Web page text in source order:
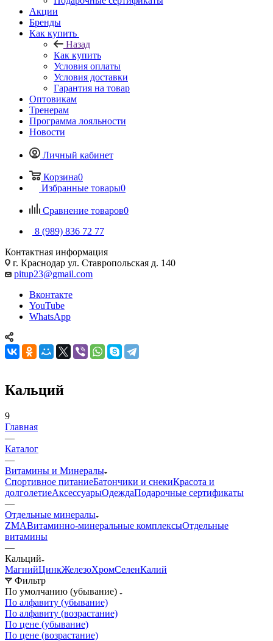
Акции
Бренды
Как купить
Назад
Как купить
Условия оплаты
Условия доставки
Гарантия на товар
Оптовикам
Тренерам
Программа лояльности
Новости
Личный кабинет
Корзина0
Избранные товары0
Сравнение товаров0
8 (989) 836 72 77
Контактная информация
г. Краснодар ул. Ставропольская д. 140
pitup23@gmail.com
Вконтакте
YouTube
WhatsApp
Кальций
9
Главная
—
Каталог
—
Витамины и Минералы
Спортивное питаниеБатончики и снекиКрасота и
долголетиеАксессуарыОдеждаПодарочные сертификаты
—
Отдельные минералы
ZMAВитаминно-минеральные комплексыОтдельные
витамины
—
Кальций
МагнийЦинкЖелезоХромСеленКалий
Фильтр
По умолчанию (убывание)
По алфавиту (убывание)
По алфавиту (возрастание)
По цене (убывание)
По цене (возрастание)